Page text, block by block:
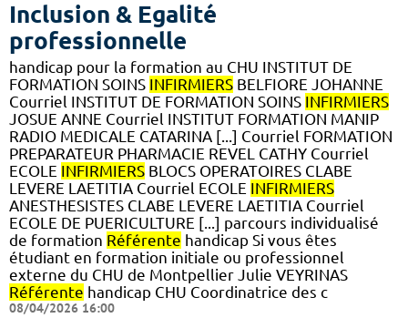
Inclusion & Egalité
professionnelle
handicap pour la formation au CHU INSTITUT DE
FORMATION SOINS INFIRMIERS BELFIORE JOHANNE
Courriel INSTITUT DE FORMATION SOINS INFIRMIERS
JOSUE ANNE Courriel INSTITUT FORMATION MANIP
RADIO MEDICALE CATARINA [...] Courriel FORMATION
PREPARATEUR PHARMACIE REVEL CATHY Courriel
ECOLE INFIRMIERS BLOCS OPERATOIRES CLABE
LEVERE LAETITIA Courriel ECOLE INFIRMIERS
ANESTHESISTES CLABE LEVERE LAETITIA Courriel
ECOLE DE PUERICULTURE [...] parcours individualisé
de formation Référente handicap Si vous êtes
étudiant en formation initiale ou professionnel
externe du CHU de Montpellier Julie VEYRINAS
Référente handicap CHU Coordinatrice des c
08/04/2026 16:00